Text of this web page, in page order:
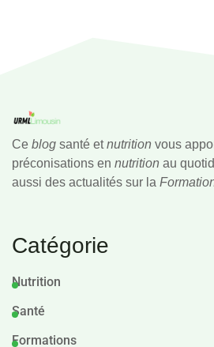
Ce blog santé etnutrition vous
préconisations en nutrition au
aussi des actualités sur la
Catégorie
Nutrition
Santé
Formations